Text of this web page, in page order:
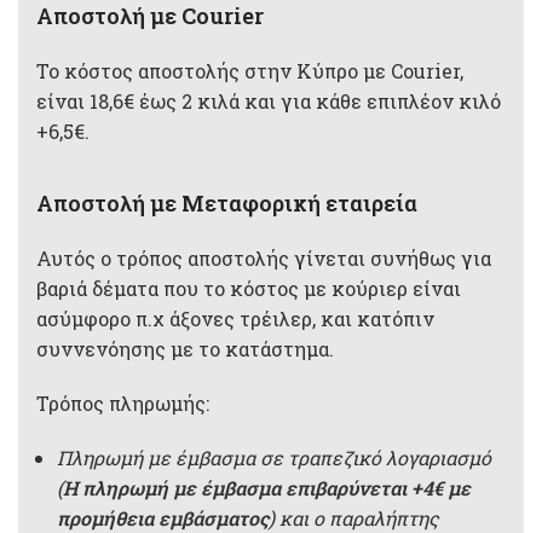
Aποστολή με Courier
Το κόστος αποστολής στην Κύπρο με Courier,
είναι 18,6€ έως 2 κιλά και για κάθε επιπλέον κιλό
+6,5€.
Αποστολή με Μεταφορική εταιρεία
Αυτός ο τρόπος αποστολής γίνεται συνήθως για
βαριά δέματα που το κόστος με κούριερ είναι
ασύμφορο π.χ άξονες τρέιλερ, και κατόπιν
συννενόησης με το κατάστημα.
Τρόπος πληρωμής:
Πληρωμή με έμβασμα σε τραπεζικό λογαριασμό
(Η πληρωμή με έμβασμα επιβαρύνεται +4€ με
προμήθεια εμβάσματος) και ο παραλήπτης